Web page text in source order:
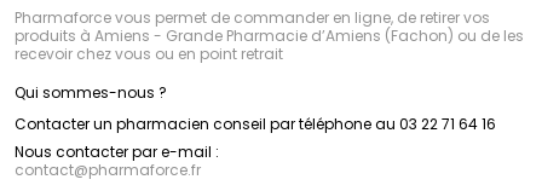
Pharmaforce vous permet de commander en ligne, de retirer vos
produits à Amiens - Grande Pharmacie d’Amiens (Fachon) ou de les
recevoir chez vous ou en point retrait
Qui sommes-nous ?
Contacter un pharmacien conseil par téléphone au 03 22 71 64 16
Nous contacter par e-mail :
contact@pharmaforce.fr